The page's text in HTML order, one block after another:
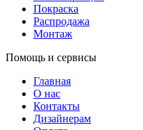
Покраска
Распродажа
Монтаж
Помощь и сервисы
Главная
О нас
Контакты
Дизайнерам